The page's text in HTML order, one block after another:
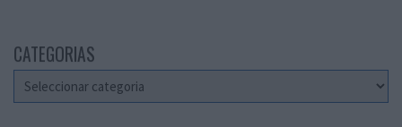
CATEGORIAS
Categorias